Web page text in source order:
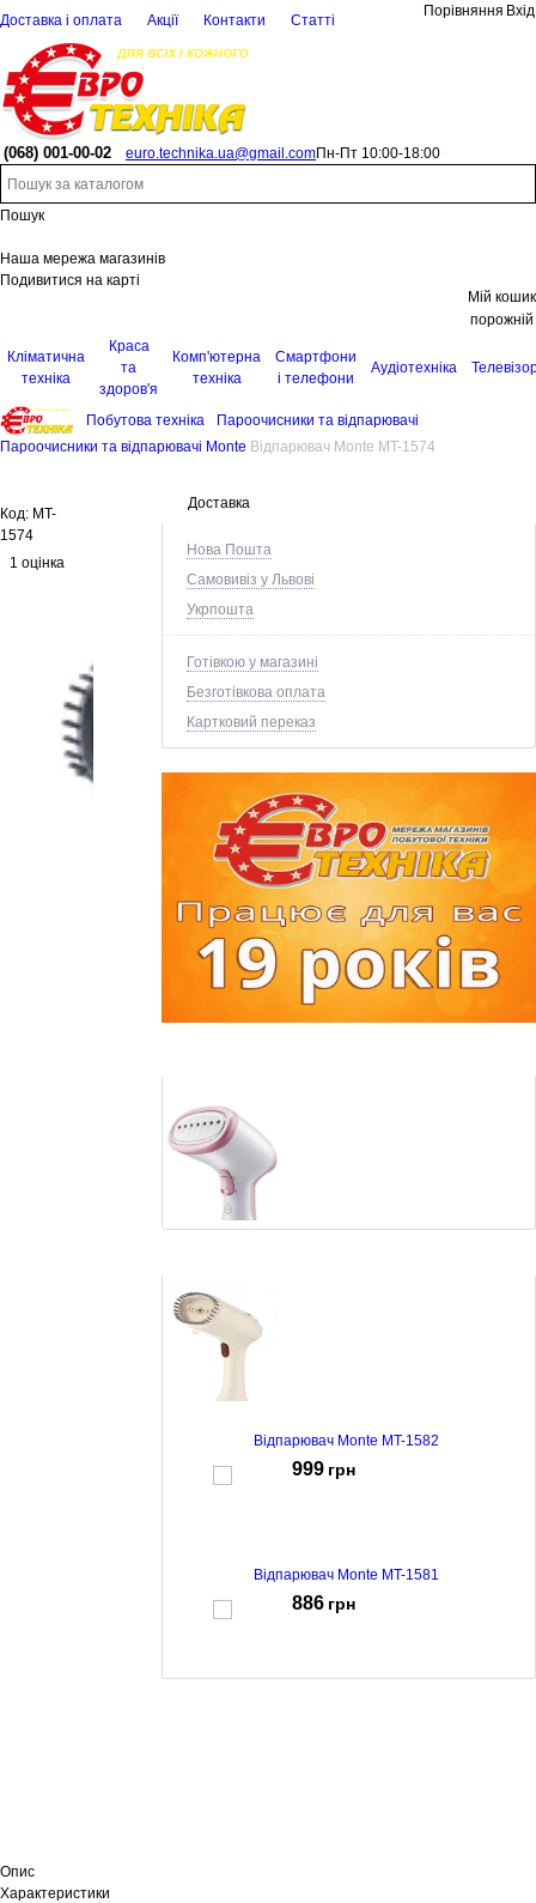
Доставка і оплата Акції Контакти Статті
Порівняння Вхід
(068) 001-00-02 euro.technika.ua@gmail.comПн-Пт 10:00-18:00
Пошук
Наша мережа магазинів
Подивитися на карті
Мій кошик
порожній
Кліматична
техніка
Краса
та
здоров'я
Комп'ютерна
техніка
Смартфони
і телефони
Аудіотехніка
Побутова техніка
Пароочисники та відпарювачі
Пароочисники та відпарювачі Monte Відпарювач Monte MT-1574
Доставка
Нова Пошта
Самовивіз у Львові
Укрпошта
Готівкою у магазині
Безготівкова оплата
Картковий переказ
Відпарювач Monte MT-1582
999 грн
Відпарювач Monte MT-1581
886 грн
Код: MT-
1574
1 оцінка
Опис
Характеристики